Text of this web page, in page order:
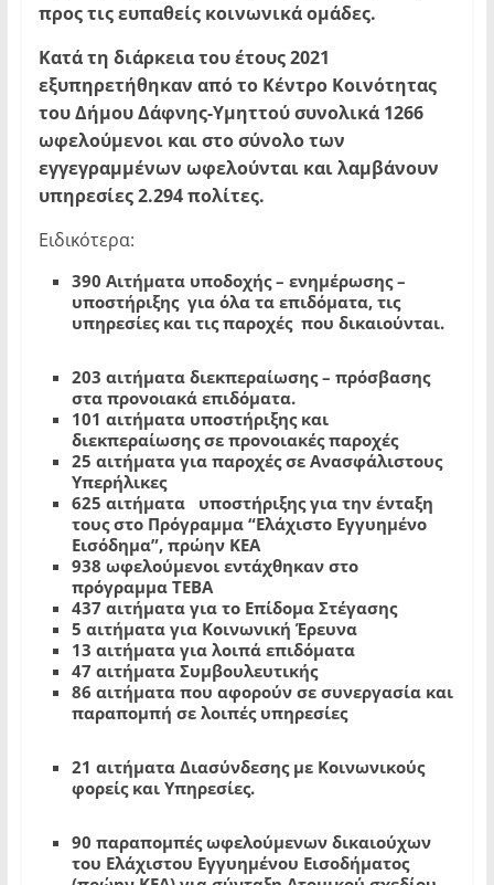
προς τις ευπαθείς κοινωνικά ομάδες.
Κατά τη διάρκειατου έτους 2021
εξυπηρετήθηκαν από το Κέντρο Κοινότητας
του Δήμου Δάφνης-Υμηττού συνολικά 1266
ωφελούμενοι και στο σύνολο των
εγγεγραμμένων ωφελούνται και λαμβάνουν
υπηρεσίες 2.294 πολίτες.
Ειδικότερα:
390 Αιτήματα υποδοχής – ενημέρωσης –
υποστήριξης για όλα τα επιδόματα, τις
υπηρεσίες και τις παροχές που δικαιούνται.
203 αιτήματα διεκπεραίωσης – πρόσβασης
στα προνοιακά επιδόματα.
101 αιτήματα υποστήριξης και
διεκπεραίωσης σε προνοιακές παροχές
25 αιτήματα για παροχές σε Ανασφάλιστους
Υπερήλικες
625 αιτήματα υποστήριξης για την ένταξη
τους στο Πρόγραμμα “Ελάχιστο Εγγυημένο
Εισόδημα”, πρώην ΚΕΑ
938 ωφελούμενοι εντάχθηκαν στο
πρόγραμμα ΤΕΒΑ
437 αιτήματα για το Επίδομα Στέγασης
5 αιτήματα για Κοινωνική Έρευνα
13 αιτήματα για λοιπά επιδόματα
47 αιτήματα Συμβουλευτικής
86 αιτήματα που αφορούν σε συνεργασία και
παραπομπή σε λοιπές υπηρεσίες
21 αιτήματα Διασύνδεσης με Κοινωνικούς
φορείς και Υπηρεσίες.
90 παραπομπές ωφελούμενων δικαιούχων
του Ελάχιστου Εγγυημένου Εισοδήματος